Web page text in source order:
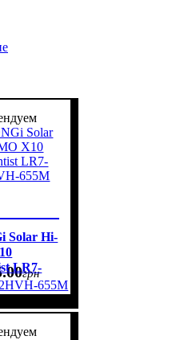
Solar Hi-
LR7-
655M655M
.00грн